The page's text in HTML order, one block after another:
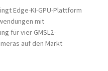
Edge-KI-GPU-Plattform
mit
für vier GMSL2-
auf den Markt